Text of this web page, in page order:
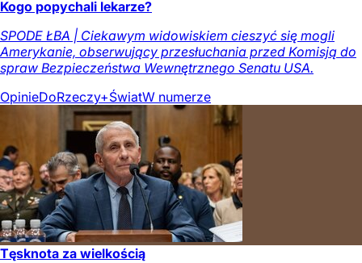
Kogo popychali lekarze?
SPODE ŁBA | Ciekawym widowiskiem cieszyć się mogli
Amerykanie, obserwujący przesłuchania przed Komisją do
spraw Bezpieczeństwa Wewnętrznego Senatu USA.
OpinieDoRzeczy+ŚwiatW numerze
Tęsknota za wielkością